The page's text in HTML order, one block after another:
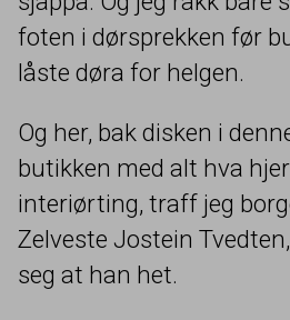
foten i dørsprekken før
låste døra for helgen.
Og her, bak disken i
butikken med alt hva
interiørting, traff jeg
Zelveste Jostein
seg at han het.